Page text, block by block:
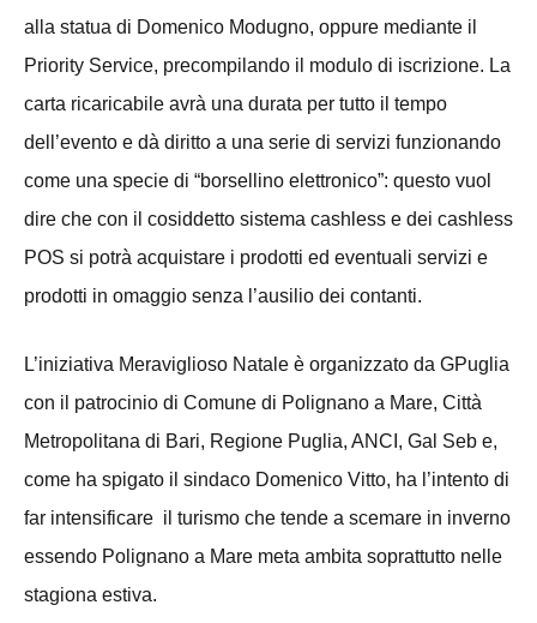
alla statua di Domenico Modugno, oppure mediante il
Priority Service, precompilando il modulo di iscrizione. La
carta ricaricabile avrà una durata per tutto il tempo
dell’evento e dà diritto a una serie di servizi funzionando
come una specie di “borsellino elettronico”: questo vuol
dire che con il cosiddetto sistema cashless e dei cashless
POS si potrà acquistare i prodotti ed eventuali servizi e
prodotti in omaggio senza l’ausilio dei contanti.
L’iniziativa Meraviglioso Natale è organizzato da GPuglia
con il patrocinio di Comune di Polignano a Mare, Città
Metropolitana di Bari, Regione Puglia, ANCI, Gal Seb e,
come ha spigato il sindaco Domenico Vitto, ha l’intento di
far intensificare il turismo che tende a scemare in inverno
essendo Polignano a Mare meta ambita soprattutto nelle
stagiona estiva.